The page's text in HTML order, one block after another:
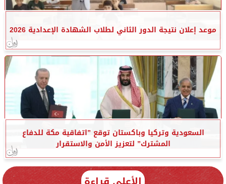
موعد إعلان نتيجة الدور الثاني لطلاب الشهادة الإعدادية 2026
السعودية وتركيا وباكستان توقع ”اتفاقية مكة للدفاع
المشترك” لتعزيز الأمن والاستقرار